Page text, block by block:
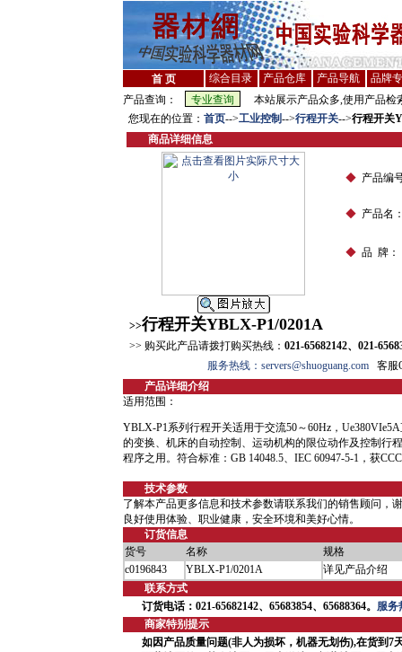
首 页 综合目录 产品仓库 产品导航
品牌
产品查询：
本站展示产品众多,使用产品检
您现在的位置： 首页-->工业控制-->行程开关-->行程开关
商品详细信息
◆ 产品编
◆ 产品名
◆ 品 牌：
>>行程开关YBLX-P1/0201A
>> 购买此产品请拨打购买热线： 021-65682142、021-
服务热线：servers@shuoguang.com客服
产品详细介绍
适用范围：
YBLX-P1系列行程开关适用于交流50～60Hz，
的变换、机床的自动控制、运动机构的限位动作及控制行
程序之用。符合标准：GB 14048.5、IEC 60947-5-1，获
技术参数
了解本产品更多信息和技术参数请联系我们的销售顾问，
良好使用体验、职业健康，安全环境和美好心情。
订货信息
货号
名称
规格
c0196843
YBLX-P1/0201A
详见产品介绍
联系方式
订货电话：021-65682142、65683854、65688364。 服务
商家特别提示
如因产品质量问题(非人为损坏，机器无划伤),在货到7